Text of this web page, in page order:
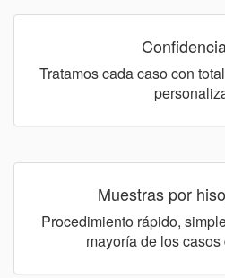
Tratamos cada caso con
Muestras por
Procedimiento rápido,
mayoría de los